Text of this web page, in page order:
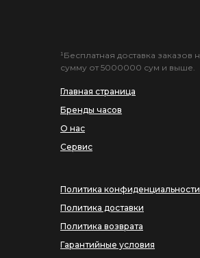
Главная страница
Бренды часов
О нас
Сервис
¹Бесплатная доставка заказов
сумму от 5000000 сум и выше.
Политика конфиденциальности
Политика доставки
Политика возврата
Гарантийные условия